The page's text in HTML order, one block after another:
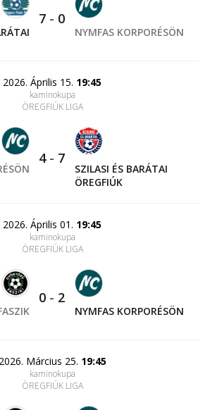
7 - 0
NYMFAS KORPORÉSÖN
2026. Április 15. 19:45
kaminokupa
ÖREGFIÚK LIGA
4- 7
SZILASI ÉS BARÁTAI
ÖREGFIÚK
2026. Április 01. 19:45
kaminokupa
ÖREGFIÚK LIGA
0 - 2
NYMFAS KORPORÉSÖN
2026. Március 25. 19:45
kaminokupa
ÖREGFIÚK LIGA